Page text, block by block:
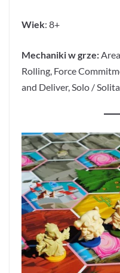
Wiek: 8+
Mechaniki w grze:
Rolling, Force
and Deliver, Solo /